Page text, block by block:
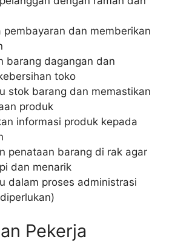
pembayaran dan memberikan
barang dagangan dan
toko
stok barang dan memastikan
produk
informasi produk kepada
penataan barang di rak agar
dan menarik
dalam proses administrasi
Pekerja